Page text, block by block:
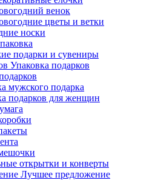
венок
цветы и ветки
носки
подарки и сувениры
Упаковка подарков
мужского подарка
подарков для женщин
открытки и конверты
Лучшее предложение